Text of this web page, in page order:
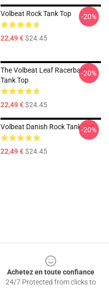
Volbeat Rock Tank Top
22,49 €$24.45
-20%
The Volbeat Leaf Racerback
Tank Top
22,49 €$24.45
-20%
Volbeat Danish Rock Tank Top
22,49 €$24.45
-20%
Achetez en toute confiance
24/7 Protected from clicks to